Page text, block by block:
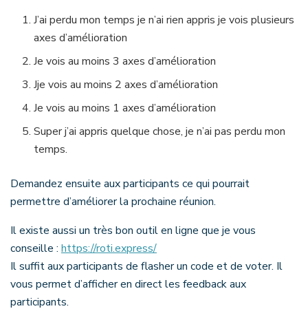
J’ai perdu mon temps je n’ai rien appris je vois plusieurs
axes d’amélioration
Je vois au moins 3 axes d’amélioration
Jje vois au moins 2 axes d’amélioration
Je vois au moins 1 axes d’amélioration
Super j’ai appris quelque chose, je n’ai pas perdu mon
temps.
Demandez ensuite aux participants ce qui pourrait
permettre d’améliorer la prochaine réunion.
Il existe aussi un très bon outil en ligne que je vous
conseille : https://roti.express/
Il suffit aux participants de flasher un code et de voter. Il
vous permet d’afficher en direct les feedback aux
participants.